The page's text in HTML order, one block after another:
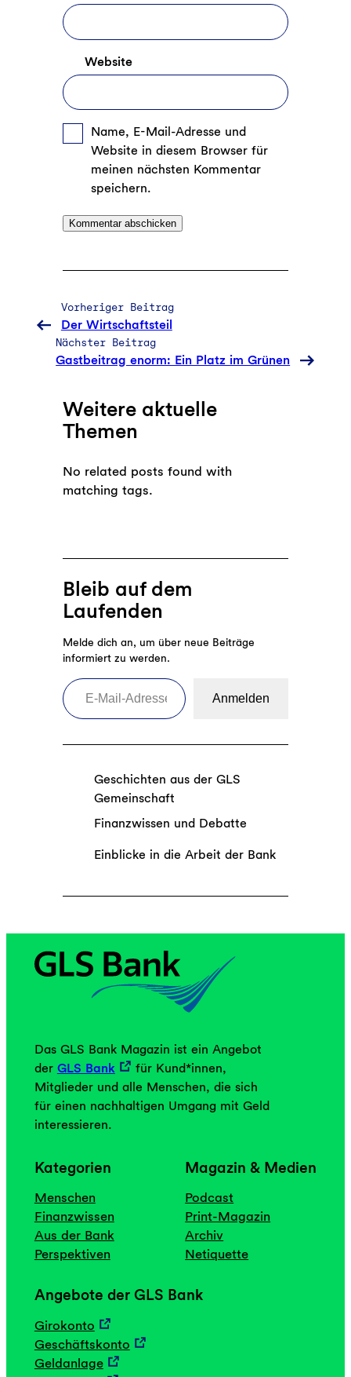
Website
Name, E-Mail-Adresse und
Website in diesem Browser für
meinen nächsten Kommentar
speichern.
Vorheriger Beitrag
Der Wirtschaftsteil
Nächster Beitrag
Gastbeitrag enorm: Ein Platz im Grünen
Weitere aktuelle
Themen
No related posts found with
matching tags.
Bleib auf dem
Laufenden
Melde dich an, um über neue Beiträge
informiert zu werden.
E-Mail-Adresse eingeben
Anmelden
Geschichten aus der GLS
Gemeinschaft
Finanzwissen und Debatte
Einblicke in die Arbeit der Bank
Das GLS Bank Magazin ist ein Angebot
der GLS Bank
für Kund*innen,
Mitglieder und alle Menschen, die sich
für einen nachhaltigen Umgang mit Geld
interessieren.
Kategorien
Menschen
Finanzwissen
Aus der Bank
Perspektiven
Magazin & Medien
Podcast
Print-Magazin
Archiv
Netiquette
Angebote der GLS Bank
Girokonto
Geschäftskonto
Geldanlage